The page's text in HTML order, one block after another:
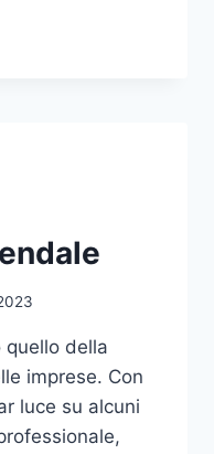
quello della
imprese. Con
luce su alcuni